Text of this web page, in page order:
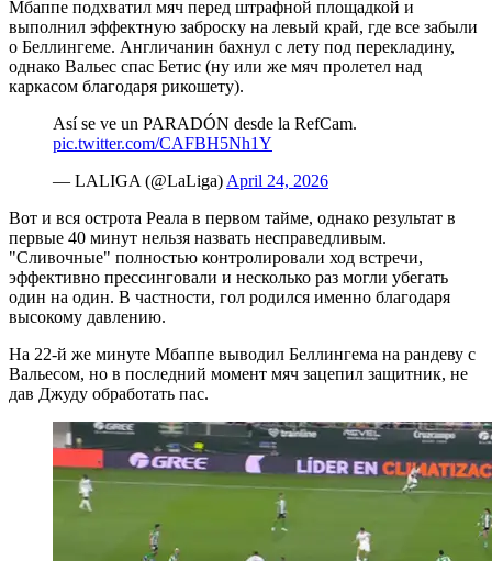
Мбаппе подхватил мяч перед штрафной площадкой и
выполнил эффектную заброску на левый край, где все забыли
о Беллингеме. Англичанин бахнул с лету под перекладину,
однако Вальес спас Бетис (ну или же мяч пролетел над
каркасом благодаря рикошету).
Así se ve un PARADÓN desde la RefCam.
pic.twitter.com/CAFBH5Nh1Y
— LALIGA (@LaLiga) April 24, 2026
Вот и вся острота Реала в первом тайме, однако результат в
первые 40 минут нельзя назвать несправедливым.
"Сливочные" полностью контролировали ход встречи,
эффективно прессинговали и несколько раз могли убегать
один на один. В частности, гол родился именно благодаря
высокому давлению.
На 22-й же минуте Мбаппе выводил Беллингема на рандеву с
Вальесом, но в последний момент мяч зацепил защитник, не
дав Джуду обработать пас.